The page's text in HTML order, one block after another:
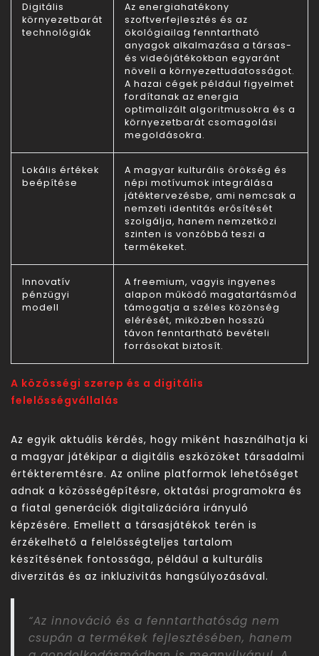
Digitális
környezetbarát
technológiák
Az energiahatékony
szoftverfejlesztés és az
ökológiailag fenntartható
anyagok alkalmazása a társas-
és videójátékokban egyaránt
növeli a környezettudatosságot.
A hazai cégek például figyelmet
fordítanak az energia
optimalizált algoritmusokra és a
környezetbarát csomagolási
megoldásokra.
Lokális értékek
beépítése
A magyar kulturális örökség és
népi motívumok integrálása
játéktervezésbe, ami nemcsak a
nemzeti identitás erősítését
szolgálja, hanem nemzetközi
szinten is vonzóbbá teszi a
termékeket.
Innovatív
pénzügyi
modell
A freemium, vagyis ingyenes
alapon működő magatartásmód
támogatja a széles közönség
elérését, miközben hosszú
távon fenntartható bevételi
forrásokat biztosít.
A közösségi szerep és a digitális
felelősségvállalás
Az egyik aktuális kérdés, hogy miként használhatja ki
a magyar játékipar a digitális eszközöket társadalmi
értékteremtésre. Az online platformok lehetőséget
adnak a közösségépítésre, oktatási programokra és
a fiatal generációk digitalizációra irányuló
képzésére. Emellett a társasjátékok terén is
érzékelhető a felelősségteljes tartalom
készítésének fontossága, például a kulturális
diverzitás és az inkluzivitás hangsúlyozásával.
“Az innováció és a fenntarthatóság nem
csupán a termékek fejlesztésében, hanem